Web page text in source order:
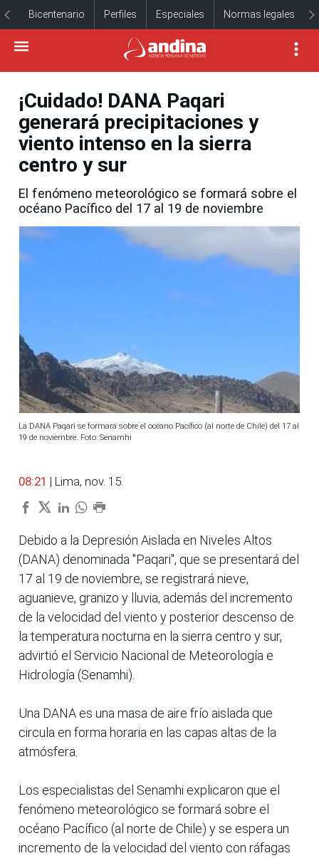
Bicentenario Perfiles Especiales Normas legales
¡Cuidado! DANA Paqari
generará precipitaciones y
viento intenso en la sierra
centro y sur
El fenómeno meteorológico se formará sobre el
océano Pacífico del 17 al 19 de noviembre
La DANA Paqari se formará sobre el océano Pacífico (al norte de Chile) del 17 al
19 de noviembre. Foto: Senamhi
08:21 | Lima, nov. 15.
Debido a la Depresión Aislada en Niveles Altos
(DANA) denominada "Paqari", que se presentará del
17 al 19 de noviembre, se registrará nieve,
aguanieve, granizo y lluvia, además del incremento
de la velocidad del viento y posterior descenso de
la temperatura nocturna en la sierra centro y sur,
advirtió el Servicio Nacional de Meteorología e
Hidrología (Senamhi).
Una DANA es una masa de aire frío aislada que
circula en forma horaria en las capas altas de la
atmósfera.
Los especialistas del Senamhi explicaron que el
fenómeno meteorológico se formará sobre el
océano Pacífico (al norte de Chile) y se espera un
incremento de la velocidad del viento con ráfagas